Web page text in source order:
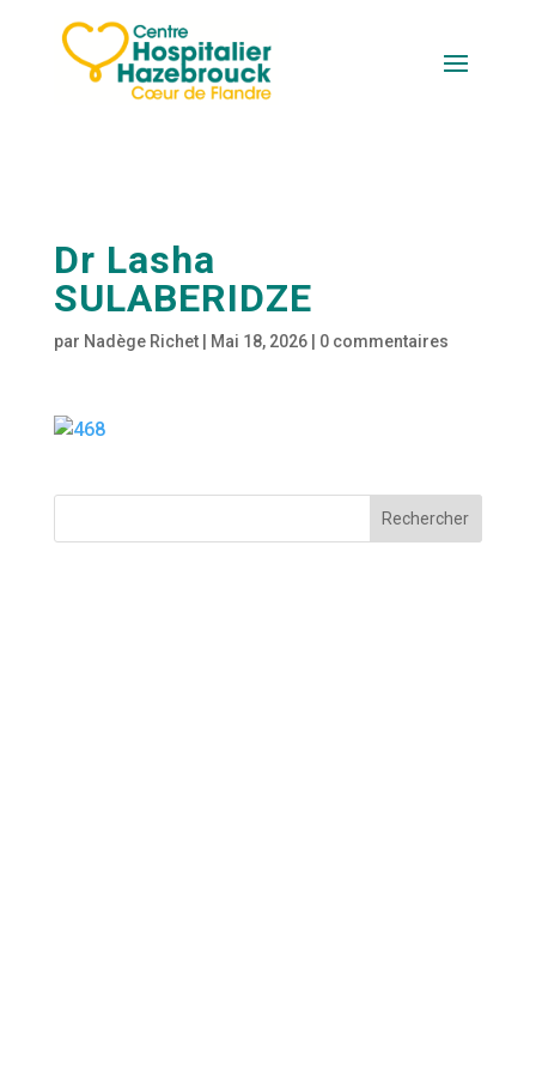
Dr Lasha
SULABERIDZE
par Nadège Richet| Mai 18, 2026| 0 commentaires
Rechercher